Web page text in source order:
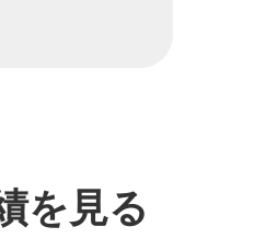
を見る